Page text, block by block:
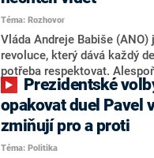
Oblíbeným tipem samotných
Motoristy Filip Turek.
o případné kandidatuře
značně pochybuje. Podle
nemá osobu, která by
Téma: Rozhovor
Vláda Andreje Babiše
revoluce, který dává každý
potřeba respektovat.
ministryně spravedlnosti
rozhovoru pro CNN Prima
ohledně politického výkonu
Tejce (za ANO) či vládní
práva Taťány Malé (ANO).
opakovat duel Pavel
zmiňují pro a proti
Téma: Politika